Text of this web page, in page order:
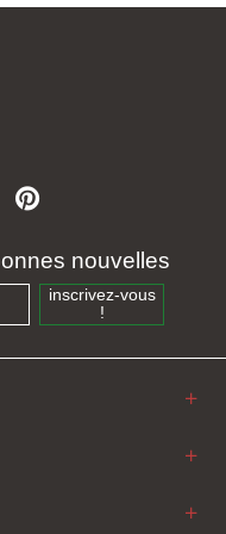
nouvelles
inscrivez-vous
!